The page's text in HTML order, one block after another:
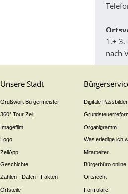
1.+ 3.
nach
Unsere Stadt
Grußwort Bürgermeister
360° Tour Zell
Imagefilm
Logo
ZellApp
Geschichte
Zahlen - Daten - Fakten
Ortsteile
Digitale
Organigramm
Was erledige ich
Mitarbeiter
Bürgerbüro online
Ortsrecht
Formulare